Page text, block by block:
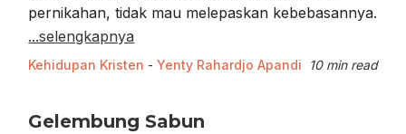
pernikahan, tidak mau melepaskan kebebasannya.
...selengkapnya
Kehidupan Kristen -Yenty Rahardjo Apandi 10 min read
Gelembung Sabun